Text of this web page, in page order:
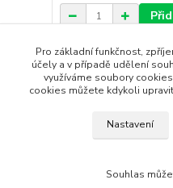
Pro základní funkčnost,
účely a v případě udělení
využíváme soubory
cookies můžete kdykoli
Nastavení
Souhlas